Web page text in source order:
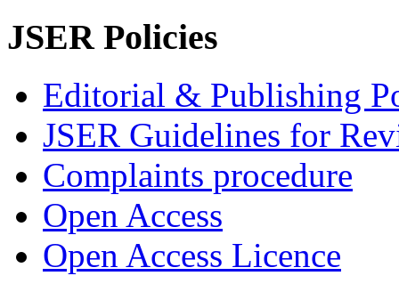
JSER Policies
Editorial & Publishing
JSER Guidelines for
Complaints procedure
Open Access
Open Access Licence